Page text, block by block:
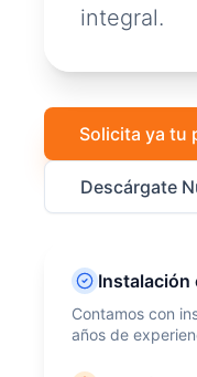
integral.
Solicita ya tu
Descárgate
Instalación
Contamos con
años de